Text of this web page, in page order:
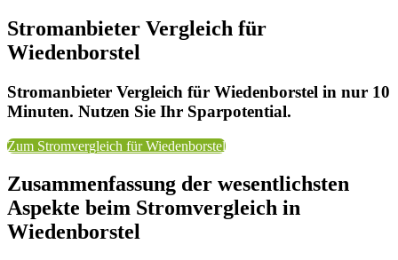
Stromanbieter Vergleich für
Wiedenborstel
Stromanbieter Vergleich für Wiedenborstel in nur 10
Minuten. Nutzen Sie Ihr Sparpotential.
Zum Stromvergleich für Wiedenborstel
Zusammenfassung der wesentlichsten
Aspekte beim Stromvergleich in
Wiedenborstel